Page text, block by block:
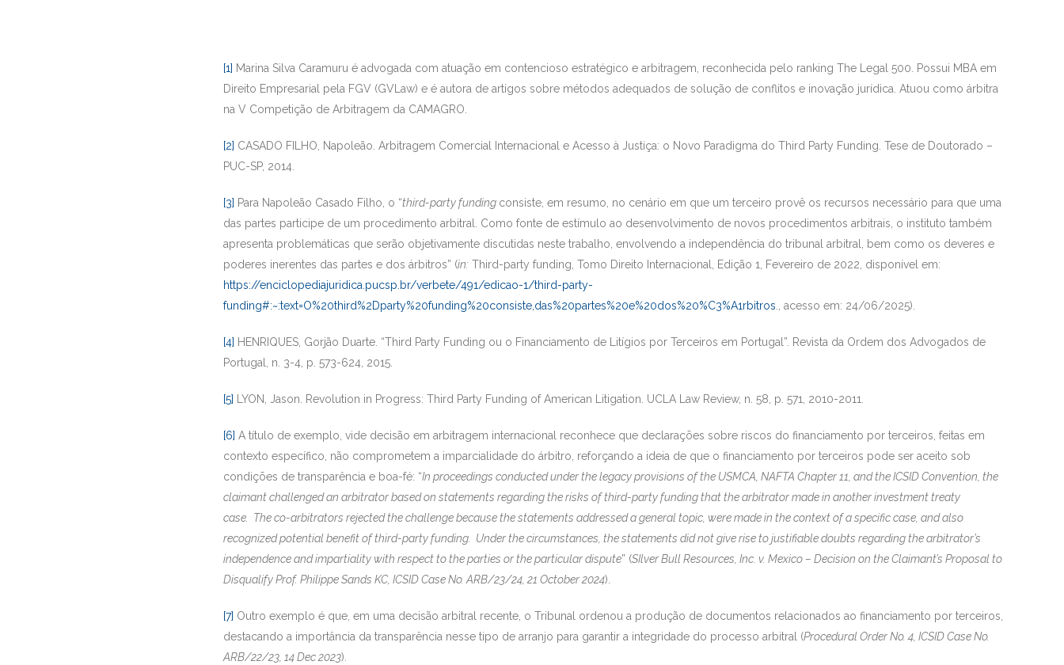
[1] Marina Silva Caramuru é advogada com atuação em contencioso estratégico e arbitragem, reconhecida pelo ranking The Legal 500. Possui MBA em
Direito Empresarial pela FGV (GVLaw) e é autora de artigos sobre métodos adequados de solução de conflitos e inovação jurídica. Atuou como árbitra
na V Competição de Arbitragem da CAMAGRO.
[2] CASADO FILHO, Napoleão. Arbitragem Comercial Internacional e Acesso à Justiça: o Novo Paradigma do Third Party Funding. Tese de Doutorado –
PUC-SP, 2014.
[3] Para Napoleão Casado Filho, o “third-party funding consiste, em resumo, no cenário em que um terceiro provê os recursos necessário para que uma
das partes participe de um procedimento arbitral. Como fonte de estímulo ao desenvolvimento de novos procedimentos arbitrais, o instituto também
apresenta problemáticas que serão objetivamente discutidas neste trabalho, envolvendo a independência do tribunal arbitral, bem como os deveres e
poderes inerentes das partes e dos árbitros” (in: Third-party funding, Tomo Direito Internacional, Edição 1, Fevereiro de 2022, disponível em:
https://enciclopediajuridica.pucsp.br/verbete/491/edicao-1/third-party-
funding#:~:text=O%20third%2Dparty%20funding%20consiste,das%20partes%20e%20dos%20%C3%A1rbitros ., acesso em: 24/06/2025).
[4] HENRIQUES, Gorjão Duarte. “Third Party Funding ou o Financiamento de Litígios por Terceiros em Portugal”. Revista da Ordem dos Advogados de
Portugal, n. 3-4, p. 573-624, 2015.
[5] LYON, Jason. Revolution in Progress: Third Party Funding of American Litigation. UCLA Law Review, n. 58, p. 571, 2010-2011.
[6] A título de exemplo, vide decisão em arbitragem internacional reconhece que declarações sobre riscos do financiamento por terceiros, feitas em
contexto específico, não comprometem a imparcialidade do árbitro, reforçando a ideia de que o financiamento por terceiros pode ser aceito sob
condições de transparência e boa-fé: “In proceedings conducted under the legacy provisions of the USMCA, NAFTA Chapter 11, and the ICSID Convention, the
claimant challenged an arbitrator based on statements regarding the risks of third-party funding that the arbitrator made in another investment treaty
case. The co-arbitrators rejected the challenge because the statements addressed a general topic, were made in the context of a specific case, and also
recognized potential benefit of third-party funding. Under the circumstances, the statements did not give rise to justifiable doubts regarding the arbitrator’s
independence and impartiality with respect to the parties or the particular dispute” (SIlver Bull Resources, Inc. v. Mexico – Decision on the Claimant’s Proposal to
Disqualify Prof. Philippe Sands KC, ICSID Case No. ARB/23/24, 21 October 2024).
[7] Outro exemplo é que, em uma decisão arbitral recente, o Tribunal ordenou a produção de documentos relacionados ao financiamento por terceiros,
destacando a importância da transparência nesse tipo de arranjo para garantir a integridade do processo arbitral (Procedural Order No. 4, ICSID Case No.
ARB/22/23, 14 Dec 2023).